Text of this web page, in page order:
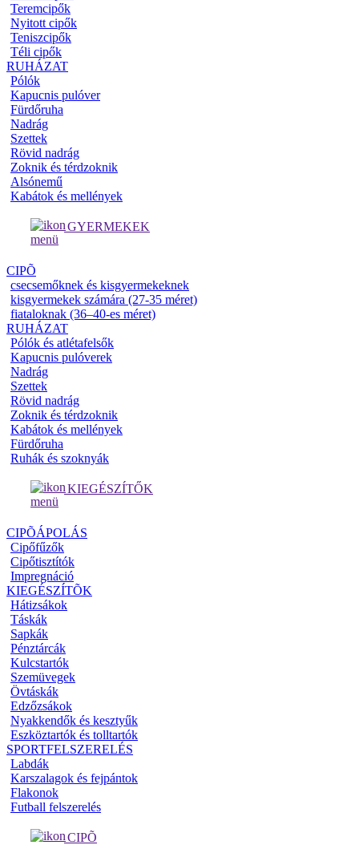
Teremcipők
Nyitott cipők
Teniszcipők
Téli cipők
RUHÁZAT
Pólók
Kapucnis pulóver
Fürdőruha
Nadrág
Szettek
Rövid nadrág
Zoknik és térdzoknik
Alsónemű
Kabátok és mellények
GYERMEKEK
CIPÕ
csecsemőknek és kisgyermekeknek
kisgyermekek számára (27-35 méret)
fiataloknak (36–40-es méret)
RUHÁZAT
Pólók és atlétafelsők
Kapucnis pulóverek
Nadrág
Szettek
Rövid nadrág
Zoknik és térdzoknik
Kabátok és mellények
Fürdőruha
Ruhák és szoknyák
KIEGÉSZÍTŐK
CIPÕÁPOLÁS
Cipőfűzők
Cipőtisztítók
Impregnáció
KIEGÉSZÍTÕK
Hátizsákok
Táskák
Sapkák
Pénztárcák
Kulcstartók
Szemüvegek
Övtáskák
Edzőzsákok
Nyakkendők és kesztyűk
Eszköztartók és tolltartók
SPORTFELSZERELÉS
Labdák
Karszalagok és fejpántok
Flakonok
Futball felszerelés
CIPÕ